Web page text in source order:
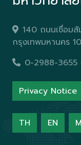
140 ถนนเชื่อม
กรุงเทพมหานคร
0-2988-
Privacy Notice
TH EN